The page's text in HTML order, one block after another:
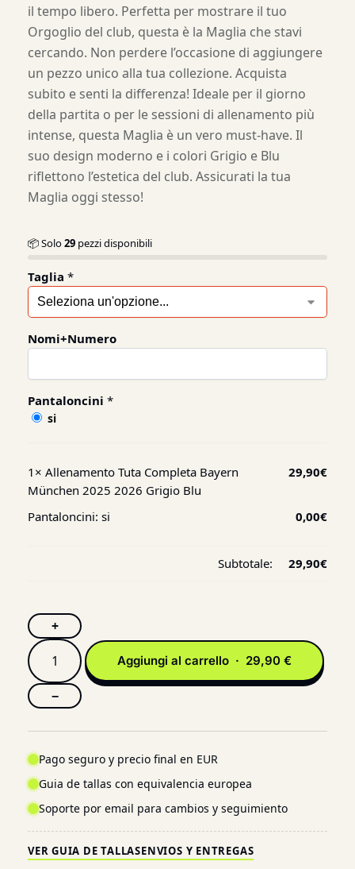
il tempo libero. Perfetta per mostrare il tuo
Orgoglio del club, questa è la Maglia che stavi
cercando. Non perdere l’occasione di aggiungere
un pezzo unico alla tua collezione. Acquista
subito e senti la differenza! Ideale per il giorno
della partita o per le sessioni di allenamento più
intense, questa Maglia è un vero must-have. Il
suo design moderno e i colori Grigio e Blu
riflettono l’estetica del club. Assicurati la tua
Maglia oggi stesso!
📦 Solo29 pezzi disponibili
Taglia *
Nomi+Numero
Pantaloncini *
si
1× Allenamento Tuta Completa Bayern
München 2025 2026 Grigio Blu
29,90€
Pantaloncini: si 0,00€
Subtotale: 29,90€
+
−
Aggiungi al carrello · 29,90 €
Pago seguro y precio final en EUR
Guia de tallas con equivalencia europea
Soporte por email para cambios y seguimiento
VER GUIA DE TALLASENVIOS Y ENTREGAS